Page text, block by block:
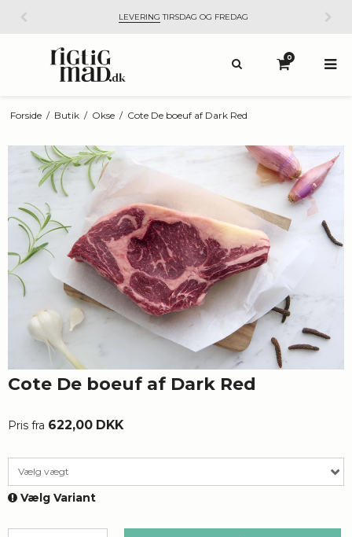
LEVERING TIRSDAG OG FREDAG
0
Forside / Butik / Okse / Cote De boeuf af Dark Red
Cote De boeuf af Dark Red
Pris fra 622,00 DKK
Vælg vægt
Vælg Variant